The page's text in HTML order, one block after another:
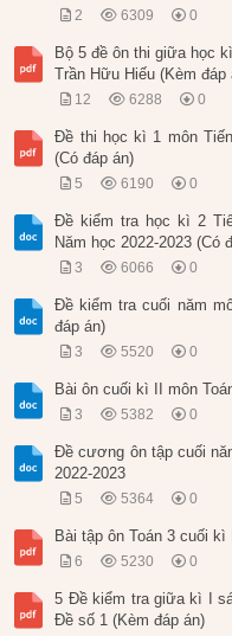
2 6309 0
Bộ 5 đề ôn thi giữa học
Trần Hữu Hiếu (Kèm đáp
12 6288 0
Đề thi học kì 1 môn
(Có đáp án)
5 6190 0
Đề kiểm tra học kì 2
Năm học 2022-2023 (Có
3 6066 0
Đề kiểm tra cuối năm
đáp án)
3 5520 0
Bài ôn cuối kì II môn
3 5382 0
Đề cương ôn tập cuối
2022-2023
5 5364 0
Bài tập ôn Toán 3 cuối kì II
6 5230 0
5 Đề kiểm tra giữa kì I
Đề số 1 (Kèm đáp án)